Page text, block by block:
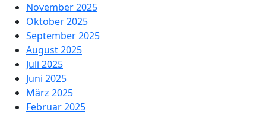
November 2025
Oktober 2025
September 2025
August 2025
Juli 2025
Juni 2025
März 2025
Februar 2025